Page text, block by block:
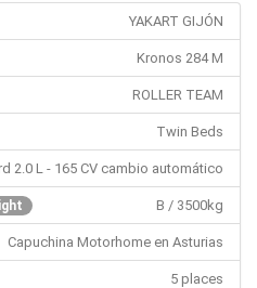
YAKART GIJÓN
Kronos 284 M
ROLLER TEAM
Twin Beds
2.0 L - 165 CV cambio automático
B / 3500kg
Capuchina Motorhome en Asturias
5 places